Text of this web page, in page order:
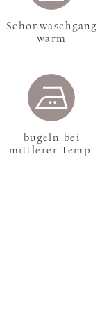
Schonwaschgang
warm
bügeln bei
mittlerer Temp.